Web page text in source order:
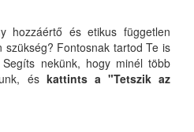
hozzáértő és etikus független
szükség? Fontosnak tartod Te is
nekünk, hogy minél több
és kattints a "Tetszik az